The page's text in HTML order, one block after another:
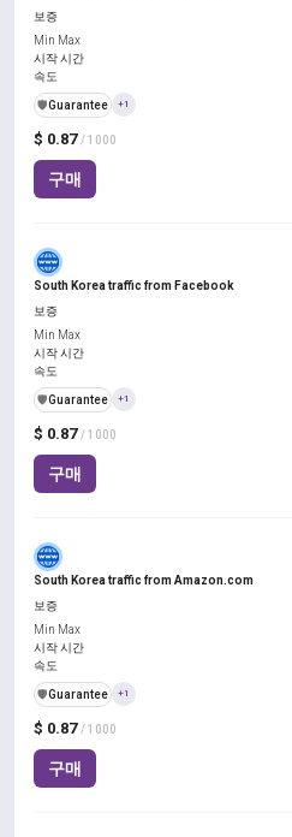
$ 0.87 / 1000
구매
보증
Min Max
시작 시간
속도
️🛡️Guarantee +1
South Korea traffic from Facebook
$ 0.87 / 1000
구매
보증
Min Max
시작 시간
속도
️🛡️Guarantee +1
South Korea traffic from Amazon.com
$ 0.87 / 1000
구매
보증
Min Max
시작 시간
속도
️🛡️Guarantee +1